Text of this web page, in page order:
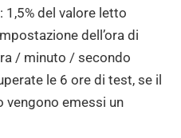
del valore letto
dell’ora di
/ minuto / secondo
le 6 ore di test, se il
vengono emessi un